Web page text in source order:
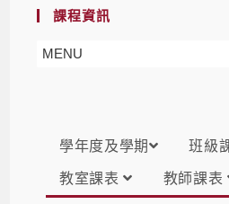
課程資訊
MENU
學年度及學期 班級
教室課表 教師課表